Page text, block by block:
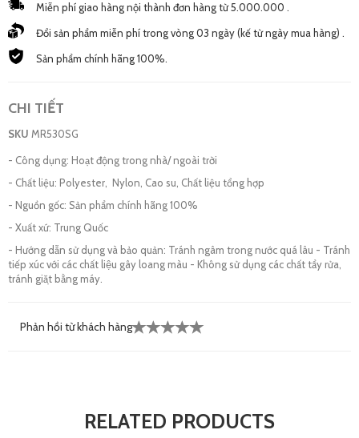
Miễn phí giao hàng nội thành đơn hàng từ 5.000.000 .
Đổi sản phẩm miễn phí trong vòng 03 ngày (kế từ ngày mua hàng) .
Sản phẩm chính hãng 100%.
CHI TIẾT
SKU MR530SG
- Công dụng: Hoạt động trong nhà/ ngoài trời
- Chất liệu: Polyester, Nylon, Cao su, Chất liệu tổng hợp
- Nguồn gốc: Sản phẩm chính hãng 100%
- Xuất xứ: Trung Quốc
- Hướng dẫn sử dụng và bảo quản: Tránh ngâm trong nước quá lâu - Tránh
tiếp xúc với các chất liệu gây loang màu - Không sử dụng các chất tẩy rửa,
tránh giặt bằng máy.
Phản hồi từ khách hàng
RELATED PRODUCTS